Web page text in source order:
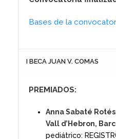
Bases de la
I BECA JUAN V. COMAS
PREMIADOS:
Anna Sabaté
Vall d’Hebron,
pediátrico: